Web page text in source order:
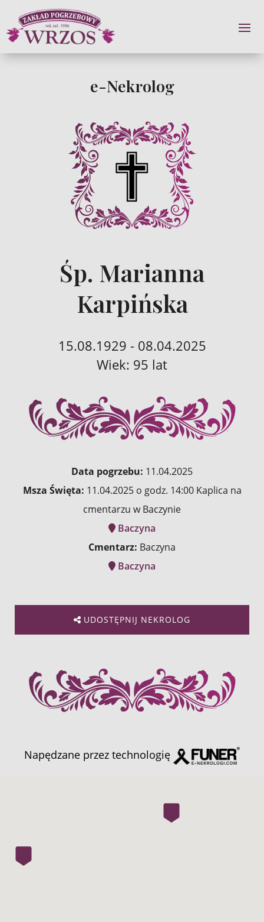
e-Nekrolog
Śp. Marianna
Karpińska
15.08.1929 - 08.04.2025
Wiek: 95 lat
Data pogrzebu: 11.04.2025
Msza Święta: 11.04.2025 o godz. 14:00 Kaplica na
cmentarzu w Baczynie
Baczyna
Cmentarz: Baczyna
Baczyna
UDOSTĘPNIJ NEKROLOG
Napędzane przez technologię